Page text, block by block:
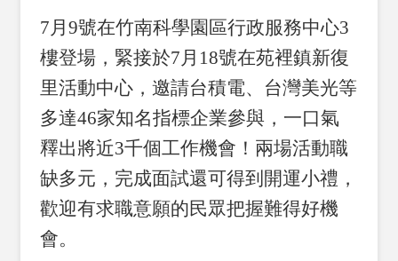
7月9號在竹南科學園區行政服務中心3
樓登場，緊接於7月18號在苑裡鎮新復
里活動中心，邀請台積電、台灣美光等
多達46家知名指標企業參與，一口氣
釋出將近3千個工作機會！兩場活動職
缺多元，完成面試還可得到開運小禮，
歡迎有求職意願的民眾把握難得好機
會。